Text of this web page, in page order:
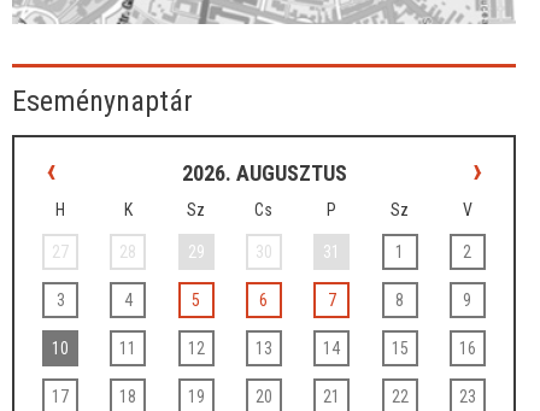
Eseménynaptár
‹ 2026. AUGUSZTUS ›
H K Sz Cs P Sz V
27 28 29 30 31 1 2
3 4 5 6 7 8 9
10 11 12 13 14 15 16
17 18 19 20 21 22 23